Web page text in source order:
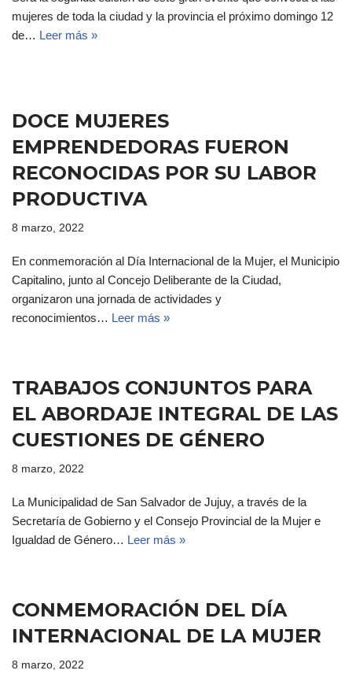
mujeres de toda la ciudad y la provincia el próximo domingo 12
de… Leer más »
DOCE MUJERES
EMPRENDEDORAS FUERON
RECONOCIDAS POR SU LABOR
PRODUCTIVA
8 marzo, 2022
En conmemoración al Día Internacional de la Mujer, el Municipio
Capitalino, junto al Concejo Deliberante de la Ciudad,
organizaron una jornada de actividades y
reconocimientos… Leer más »
TRABAJOS CONJUNTOS PARA
EL ABORDAJE INTEGRAL DE LAS
CUESTIONES DE GÉNERO
8 marzo, 2022
La Municipalidad de San Salvador de Jujuy, a través de la
Secretaría de Gobierno y el Consejo Provincial de la Mujer e
Igualdad de Género… Leer más »
CONMEMORACIÓN DEL DÍA
INTERNACIONAL DE LA MUJER
8 marzo, 2022